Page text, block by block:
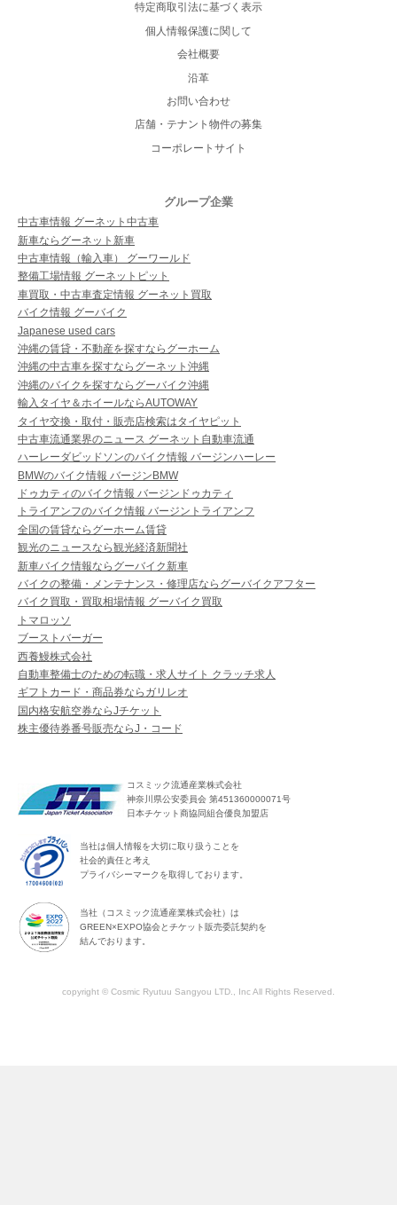
特定商取引法に基づく表示
個人情報保護に関して
会社概要
沿革
お問い合わせ
店舗・テナント物件の募集
コーポレートサイト
グループ企業
中古車情報 グーネット中古車
新車ならグーネット新車
中古車情報（輸入車） グーワールド
整備工場情報 グーネットピット
車買取・中古車査定情報 グーネット買取
バイク情報 グーバイク
Japanese used cars
沖縄の賃貸・不動産を探すならグーホーム
沖縄の中古車を探すならグーネット沖縄
沖縄のバイクを探すならグーバイク沖縄
輸入タイヤ＆ホイールならAUTOWAY
タイヤ交換・取付・販売店検索はタイヤピット
中古車流通業界のニュース グーネット自動車流通
ハーレーダビッドソンのバイク情報 バージンハーレー
BMWのバイク情報 バージンBMW
ドゥカティのバイク情報 バージンドゥカティ
トライアンフのバイク情報 バージントライアンフ
全国の賃貸ならグーホーム賃貸
観光のニュースなら観光経済新聞社
新車バイク情報ならグーバイク新車
バイクの整備・メンテナンス・修理店ならグーバイクアフター
バイク買取・買取相場情報 グーバイク買取
トマロッソ
ブーストバーガー
西養鰻株式会社
自動車整備士のための転職・求人サイト クラッチ求人
ギフトカード・商品券ならガリレオ
国内格安航空券ならJチケット
株主優待券番号販売ならJ・コード
コスミック流通産業株式会社
神奈川県公安委員会 第451360000071号
日本チケット商協同組合優良加盟店
当社は個人情報を大切に取り扱うことを
社会的責任と考え
プライバシーマークを取得しております。
当社（コスミック流通産業株式会社）は
GREEN×EXPO協会とチケット販売委託契約を
結んでおります。
copyright © Cosmic Ryutuu Sangyou LTD., Inc All Rights Reserved.